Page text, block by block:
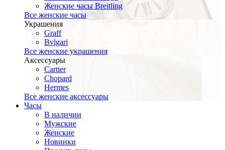
Женские часы Breitling
Все женские часы
Украшения
Graff
Bvlgari
Все женские украшения
Аксессуары
Cartier
Chopard
Hermes
Все женские аксессуары
Часы
В наличии
Мужские
Женские
Новинки